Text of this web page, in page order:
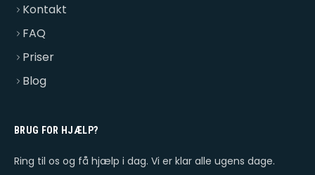
Kontakt
FAQ
Priser
Blog
BRUG FOR HJÆLP?
Ring til os og få hjælp i dag. Vi er klar alle ugens dage.